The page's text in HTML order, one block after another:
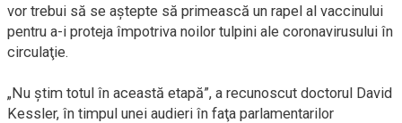
vor trebui să se aştepte să primească un rapel al vaccinului
pentru a-i proteja împotriva noilor tulpini ale coronavirusului în
circulaţie.
„Nu ştim totul în această etapă”, a recunoscut doctorul David
Kessler, în timpul unei audieri în faţa parlamentarilor